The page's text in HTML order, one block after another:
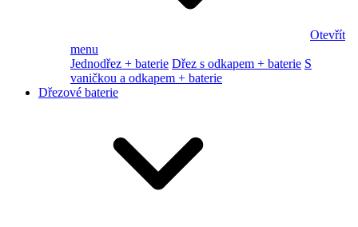
Otevřít
menu
Jednodřez + baterie Dřez s odkapem + baterie S
vaničkou a odkapem + baterie
Dřezové baterie